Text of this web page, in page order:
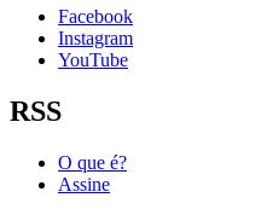
Facebook
Instagram
YouTube
RSS
O que é?
Assine